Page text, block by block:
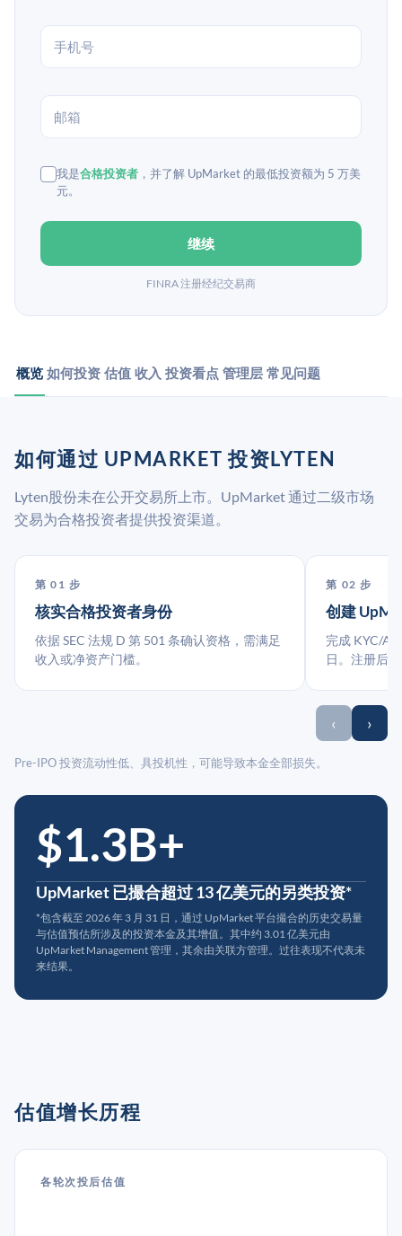
我是合格投资者 ，并了解 UpMarket 的最低投资额为 5 万美
元。
继续
FINRA 注册经纪交易商
概览 如何投资 估值 收入 投资看点 管理层 常见问题
如何通过 UPMARKET 投资LYTEN
Lyten股份未在公开交易所上市。UpMarket 通过二级市场
交易为合格投资者提供投资渠道。
第 01 步
核实合格投资者身份
依据 SEC 法规 D 第 501 条确认资格，需满足
收入或净资产门槛。
第 02 步
创建
完成 KYC/
日。注册后
‹ ›
Pre-IPO 投资流动性低、具投机性，可能导致本金全部损失。
$1.3B+
UpMarket 已撮合超过 13 亿美元的另类投资*
*包含截至 2026 年 3 月 31 日，通过 UpMarket 平台撮合的历史交易量
与估值预估所涉及的投资本金及其增值。其中约 3.01 亿美元由
UpMarket Management 管理，其余由关联方管理。过往表现不代表未
来结果。
估值增长历程
各轮次投后估值